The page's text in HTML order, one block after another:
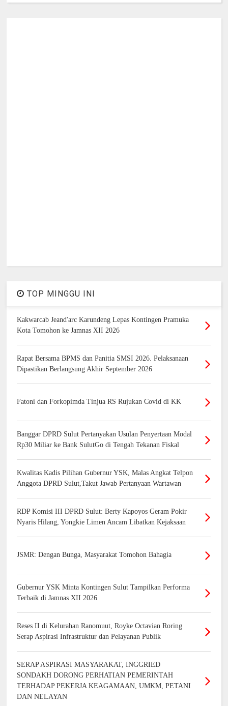
TOP MINGGU INI
Kakwarcab Jeand'arc Karundeng Lepas Kontingen Pramuka
Kota Tomohon ke Jamnas XII 2026
Rapat Bersama BPMS dan Panitia SMSI 2026. Pelaksanaan
Dipastikan Berlangsung Akhir September 2026
Fatoni dan Forkopimda Tinjua RS Rujukan Covid di KK
Banggar DPRD Sulut Pertanyakan Usulan Penyertaan Modal
Rp30 Miliar ke Bank SulutGo di Tengah Tekanan Fiskal
Kwalitas Kadis Pilihan Gubernur YSK, Malas Angkat Telpon
Anggota DPRD Sulut,Takut Jawab Pertanyaan Wartawan
RDP Komisi III DPRD Sulut: Berty Kapoyos Geram Pokir
Nyaris Hilang, Yongkie Limen Ancam Libatkan Kejaksaan
JSMR: Dengan Bunga, Masyarakat Tomohon Bahagia
Gubernur YSK Minta Kontingen Sulut Tampilkan Performa
Terbaik di Jamnas XII 2026
Reses II di Kelurahan Ranomuut, Royke Octavian Roring
Serap Aspirasi Infrastruktur dan Pelayanan Publik
SERAP ASPIRASI MASYARAKAT, INGGRIED
SONDAKH DORONG PERHATIAN PEMERINTAH
TERHADAP PEKERJA KEAGAMAAN, UMKM, PETANI
DAN NELAYAN